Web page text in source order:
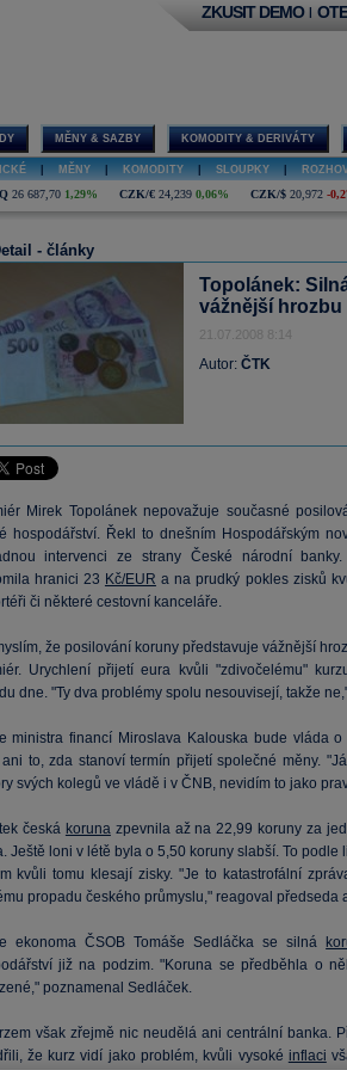
ZKUSIT DEMO |
MĚNY & SAZBY KOMODITY & DERIVÁTY
MĚNY KOMODITY SLOUPKY
26 687,70 1,29% CZK/€ 24,239 0,06% CZK/$ 20,972 -
- články
Topolánek:
vážnější
21.07.2008 8:14
Autor: ČTK
Mirek Topolánek nepovažuje současné
hospodářství. Řekl to dnešním Hospodářským
intervenci ze strany České národní
hranici 23 Kč/EUR a na prudký pokles zisků
či některé cestovní kanceláře.
že posilování koruny představuje vážnější
Urychlení přijetí eura kvůli "zdivočelému"
dne. "Ty dva problémy spolu nesouvisejí, takže
ministra financí Miroslava Kalouska bude vláda
to, zda stanoví termín přijetí společné měny.
svých kolegů ve vládě i v ČNB, nevidím to jako
česká korunazpevnila až na 22,99 koruny za
Ještě loni v létě byla o 5,50 koruny slabší. To
kvůli tomu klesají zisky. "Je to katastrofální
propadu českého průmyslu," reagoval předseda
ekonoma ČSOB Tomáše Sedláčka se silná
již na podzim. "Koruna se předběhla o
poznamenal Sedláček.
však zřejmě nic neudělá ani centrální banka.
že kurz vidí jako problém, kvůli vysoké inflaci